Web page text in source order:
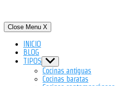
Close Menu X
INICIO
BLOG
TIPOS Show
sub
menu
Cocinas antiguas
Cocinas baratas